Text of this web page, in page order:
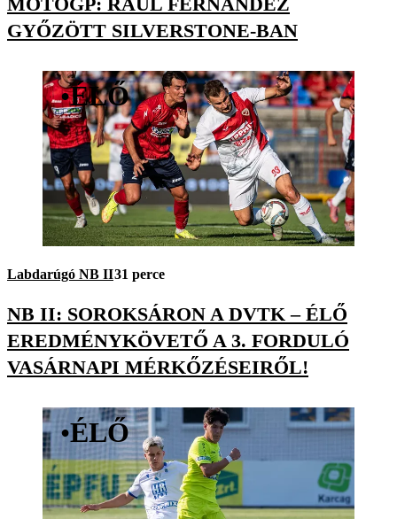
GYŐZÖTT SILVERSTONE-BAN
•ÉLŐ
Labdarúgó NB II31 perce
NB II: SOROKSÁRON A DVTK – ÉLŐ
EREDMÉNYKÖVETŐ A 3. FORDULÓ
VASÁRNAPI MÉRKŐZÉSEIRŐL!
•ÉLŐ